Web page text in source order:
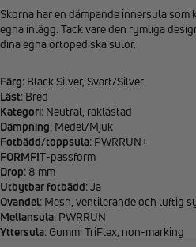
Skorna har en dämpande innersula
egna inlägg. Tack vare den rymliga
dina egna ortopediska sulor.
Färg: Black Silver, Svart/Silver
Läst: Bred
Kategori: Neutral, raklästad
Dämpning: Medel/Mjuk
Fotbädd/toppsula: PWRRUN+
FORMFIT-passform
Drop: 8 mm
Utbytbar fotbädd: Ja
Ovandel: Mesh, ventilerande och luftig
Mellansula: PWRRUN
Yttersula: Gummi TriFlex, non-marking